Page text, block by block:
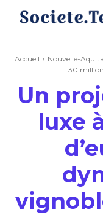
Accueil Nouvelle-
30
Un
luxe